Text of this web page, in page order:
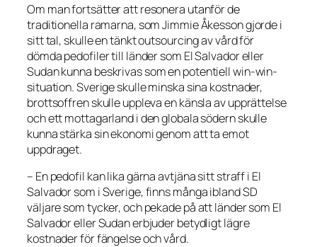
Om man fortsätter att resonera utanför de
traditionella ramarna, som Jimmie Åkesson gjorde i
sitt tal, skulle en tänkt outsourcing av vård för
dömda pedofiler till länder som El Salvador eller
Sudan kunna beskrivas som en potentiell win-win-
situation. Sverige skulle minska sina kostnader,
brottsoffren skulle uppleva en känsla av upprättelse
och ett mottagarland i den globala södern skulle
kunna stärka sin ekonomi genom att ta emot
uppdraget.
– En pedofil kan lika gärna avtjäna sitt straff i El
Salvador som i Sverige, finns många ibland SD
väljare som tycker, och pekade på att länder som El
Salvador eller Sudan erbjuder betydligt lägre
kostnader för fängelse och vård.